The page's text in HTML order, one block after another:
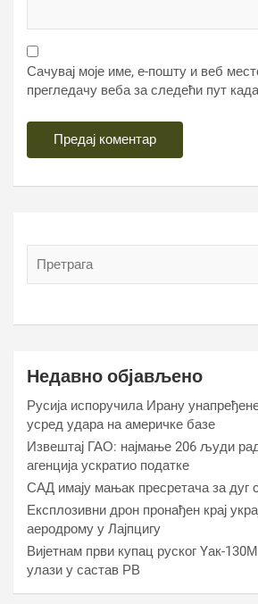
Сачувај моје име, е-пошту и веб
прегледачу веба за следећи пут
Недавно објављено
Русија испоручила Ирану
усред удара на америчке базе
Извештај ГАО: најмање 206 људи
агенција ускратио податке
САД имају мањак пресретача за дуг
Експлозивни дрон пронађен крај
аеродрому у Лајпцигу
Вијетнам први купац руског Yак-
улази у састав РВ